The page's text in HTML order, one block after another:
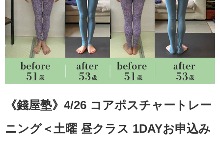
《錢屋塾》4/26 コアポスチャートレー
ニング＜土曜 昼クラス 1DAYお申込み